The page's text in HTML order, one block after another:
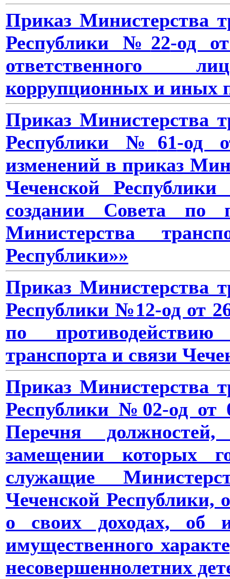
Приказ Министерства
Республики № 22-од
ответственного
коррупционных и иных
Приказ Министерства
Республики № 61-од
изменений в приказ
Чеченской
создании Совета по
Министерства
Республики»»
Приказ Министерства
Республики №12-од от
по
транспорта и связи
Приказ Министерства
Республики №02-од от
Перечня
замещении которых
служащие
Чеченской Республики,
о своих доходах, об
имущественного
несовершеннолетних